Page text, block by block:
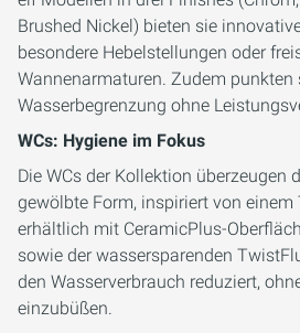
Brushed Nickel) bieten sie
besondere Hebelstellungen oder
Wannenarmaturen. Zudem
Wasserbegrenzung ohne
WCs: Hygiene im Fokus
Die WCs der Kollektion überzeugen
gewölbte Form, inspiriert von einem
erhältlich mit CeramicPlus-
sowie der wassersparenden
den Wasserverbrauch reduziert,
einzubüßen.